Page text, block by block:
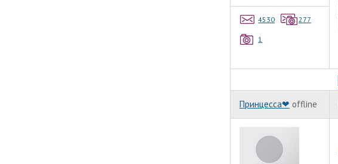
4530 277
1
Принцесса❤ offline